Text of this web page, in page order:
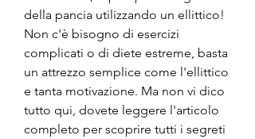
della pancia utilizzando un ellittico!
Non c'è bisogno di esercizi
complicati o di diete estreme, basta
un attrezzo semplice come l'ellittico
e tanta motivazione. Ma non vi dico
tutto qui, dovete leggere l'articolo
completo per scoprire tutti i segreti